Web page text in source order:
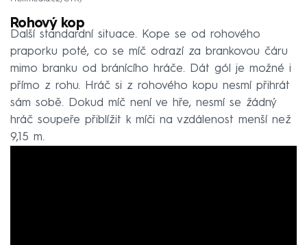
Rohový kop
Další standardní situace. Kope se od rohového
praporku poté, co se míč odrazí za brankovou čáru
mimo branku od bránícího hráče. Dát gól je možné i
přímo z rohu. Hráč si z rohového kopu nesmí přihrát
sám sobě. Dokud míč není ve hře, nesmí se žádný
hráč soupeře přiblížit k míči na vzdálenost menší než
9,15 m.